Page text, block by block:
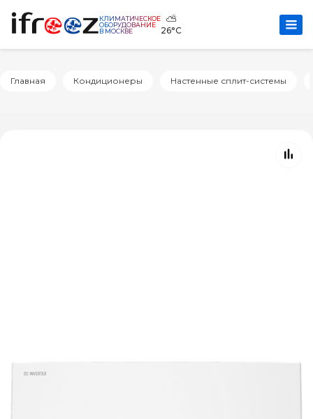
КЛИМАТИЧЕСКОЕ
ОБОРУДОВАНИЕ
В МОСКВЕ
⛅
26°C
Главная Кондиционеры Настенные сплит-системы